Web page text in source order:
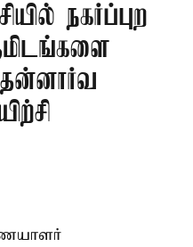
நகர்ப்புற
தன்னார்வ